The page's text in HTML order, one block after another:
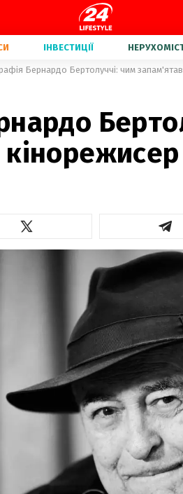
ІНВЕСТИЦІЇ
Бернардо Бертолуччі: чим